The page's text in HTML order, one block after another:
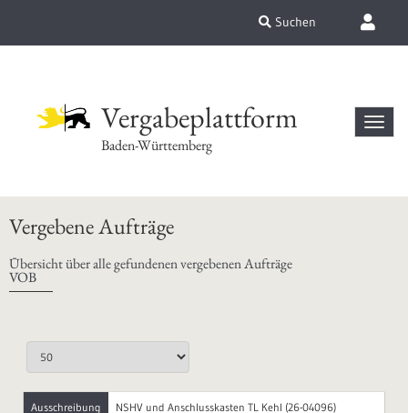
Suchen
Vergabeplattform
Baden-Württemberg
Vergebene Aufträge
Übersicht über alle gefundenen vergebenen Aufträge
VOB
Ausschreibung NSHV und Anschlusskasten TL Kehl (26-04096)